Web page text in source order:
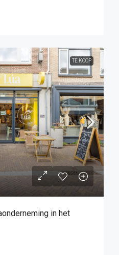
TE KOOP
in het